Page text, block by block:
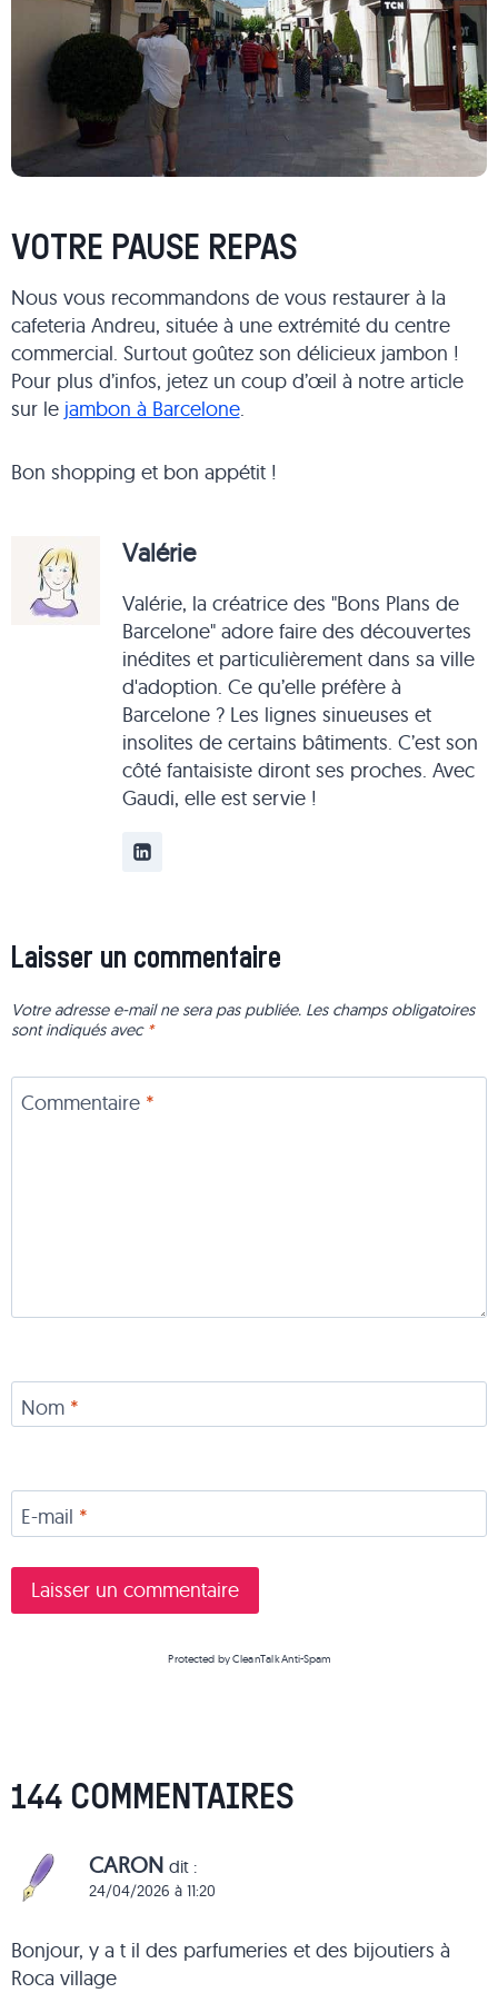
VOTRE PAUSE REPAS
Nous vous recommandons de vous restaurer à la
cafeteria Andreu, située à une extrémité du centre
commercial. Surtout goûtez son délicieux jambon !
Pour plus d’infos, jetez un coup d’œil à notre article
sur le jambon à Barcelone.
Bon shopping et bon appétit !
Valérie
Valérie, la créatrice des "Bons Plans de
Barcelone" adore faire des découvertes
inédites et particulièrement dans sa ville
d'adoption. Ce qu’elle préfère à
Barcelone ? Les lignes sinueuses et
insolites de certains bâtiments. C’est son
côté fantaisiste diront ses proches. Avec
Gaudi, elle est servie !
Laisser un commentaire
Votre adresse e-mail ne sera pas publiée. Les champs obligatoires
sont indiqués avec *
Commentaire *
Nom *
E-mail *
Protected byCleanTalk Anti-Spam
144 COMMENTAIRES
CARON dit :
24/04/2026 à 11:20
Bonjour, y a t il des parfumeries et des bijoutiers à
Roca village